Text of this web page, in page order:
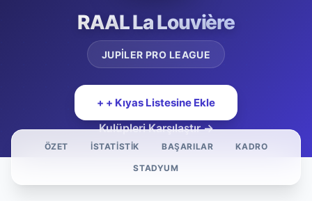
RAAL La Louvière
JUPILER PRO LEAGUE
+ + Kıyas Listesine Ekle
Kulüpleri Karşılaştır →
ÖZET İSTATISTIK BAŞARILAR KADRO
STADYUM